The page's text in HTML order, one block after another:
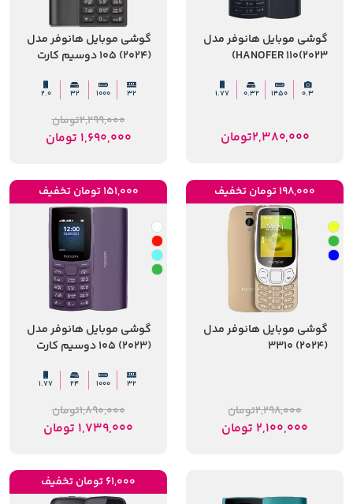
گوشی موبایل هانوفر مدل
HANOFER 110(2023)
0.3
1450
0.32
1.77
2,380,000تومان
گوشی موبایل هانوفر مدل
(2024) 105 دوسیم کارت
32
1000
32
2.0
2,299,000تومان
1,690,000 تومان
گوشی موبایل هانوفر مدل
(2024) 3310
2,298,000تومان
2,100,000 تومان
198,000 تومان تخفیف
گوشی موبایل هانوفر مدل
(2023) 105 دوسیم کارت
32
1000
24
1.77
1,890,000تومان
1,739,000 تومان
151,000 تومان تخفیف
61,000 تومان تخفیف